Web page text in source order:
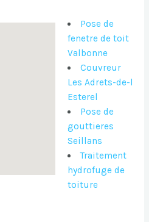
Pose de
fenetre de toit
Valbonne
Couvreur
Les Adrets-de-l
Esterel
Pose de
gouttieres
Seillans
Traitement
hydrofuge de
toiture